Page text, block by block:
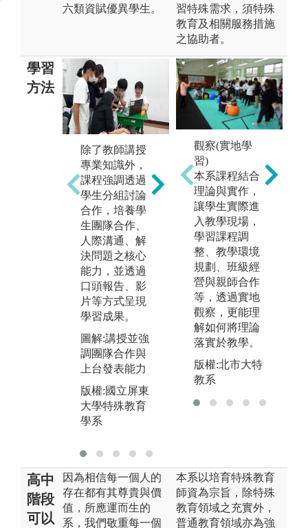
六類資賦優異學生。
習特殊需求，須特殊
教育及相關服務措施
之協助者。
學習
方法
除了教師講授
專業知識外，
課程強調透過
學生分組討論
合作，培養學
生團隊合作、
人際溝通、解
決問題之核心
能力，並透過
口頭報告、影
片等方式呈現
學習成果。
圖解:講授並強
調團隊合作與
上台發表能力
版權:國立屏東
大學特殊教育
學系
配合課程至校
外參訪學校及
機構，增加見
識。安排教學
現場觀摩及見
習、實習活
動，累積班級
經營、教案撰
寫、教材教具
製作、台風儀
態等經驗。
圖解:校外參訪
及實地見習及
實習
版權:國立屏東
大學特殊教育
學系
觀察(實地學
習)
本系課程結合
理論與實作，
讓學生實際進
入教學現場，
學習課程調
整、教學環境
規劃、班級經
營與親師合作
等，透過實地
觀察，更能理
解如何將理論
落實於教學。
版權:北市大特
教系
高中
階段
可以
因為相信每一個人的
存在都有其尊貴與價
值，所應運而生的
系，我們敬重每一個
本系以培育特殊教育
師資為宗旨，除特殊
教育領域之充實外，
普通教育領域亦為強